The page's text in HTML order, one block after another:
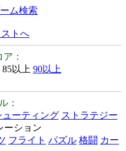
ム検索
トへ
：
85以上 90以上
：
ューティング ストラテジー
ーション
フライト パズル 格闘 カー